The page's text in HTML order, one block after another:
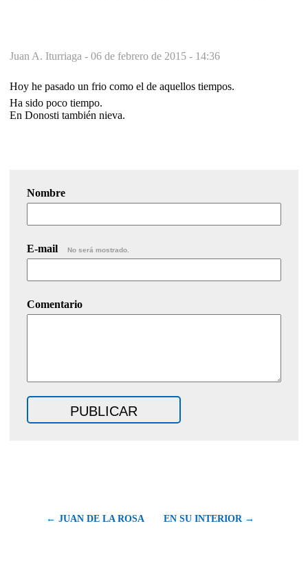
Juan A. Iturriaga - 06 de febrero de 2015 - 14:36
Hoy he pasado un frio como el de aquellos tiempos.
Ha sido poco tiempo.
En Donosti también nieva.
Nombre
E-mail No será mostrado.
Comentario
← JUAN DE LA ROSA EN SU INTERIOR →